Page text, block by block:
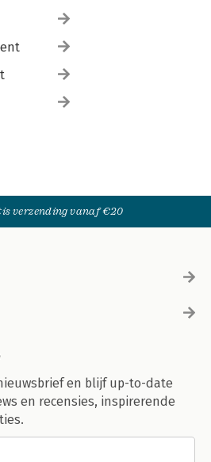
verzending vanaf €20
en blijf up-to-date
en recensies, inspirerende